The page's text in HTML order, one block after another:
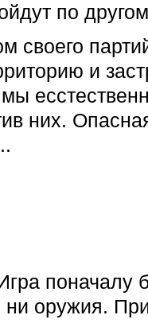
по
своего
и
них.
поначалу
оружия.